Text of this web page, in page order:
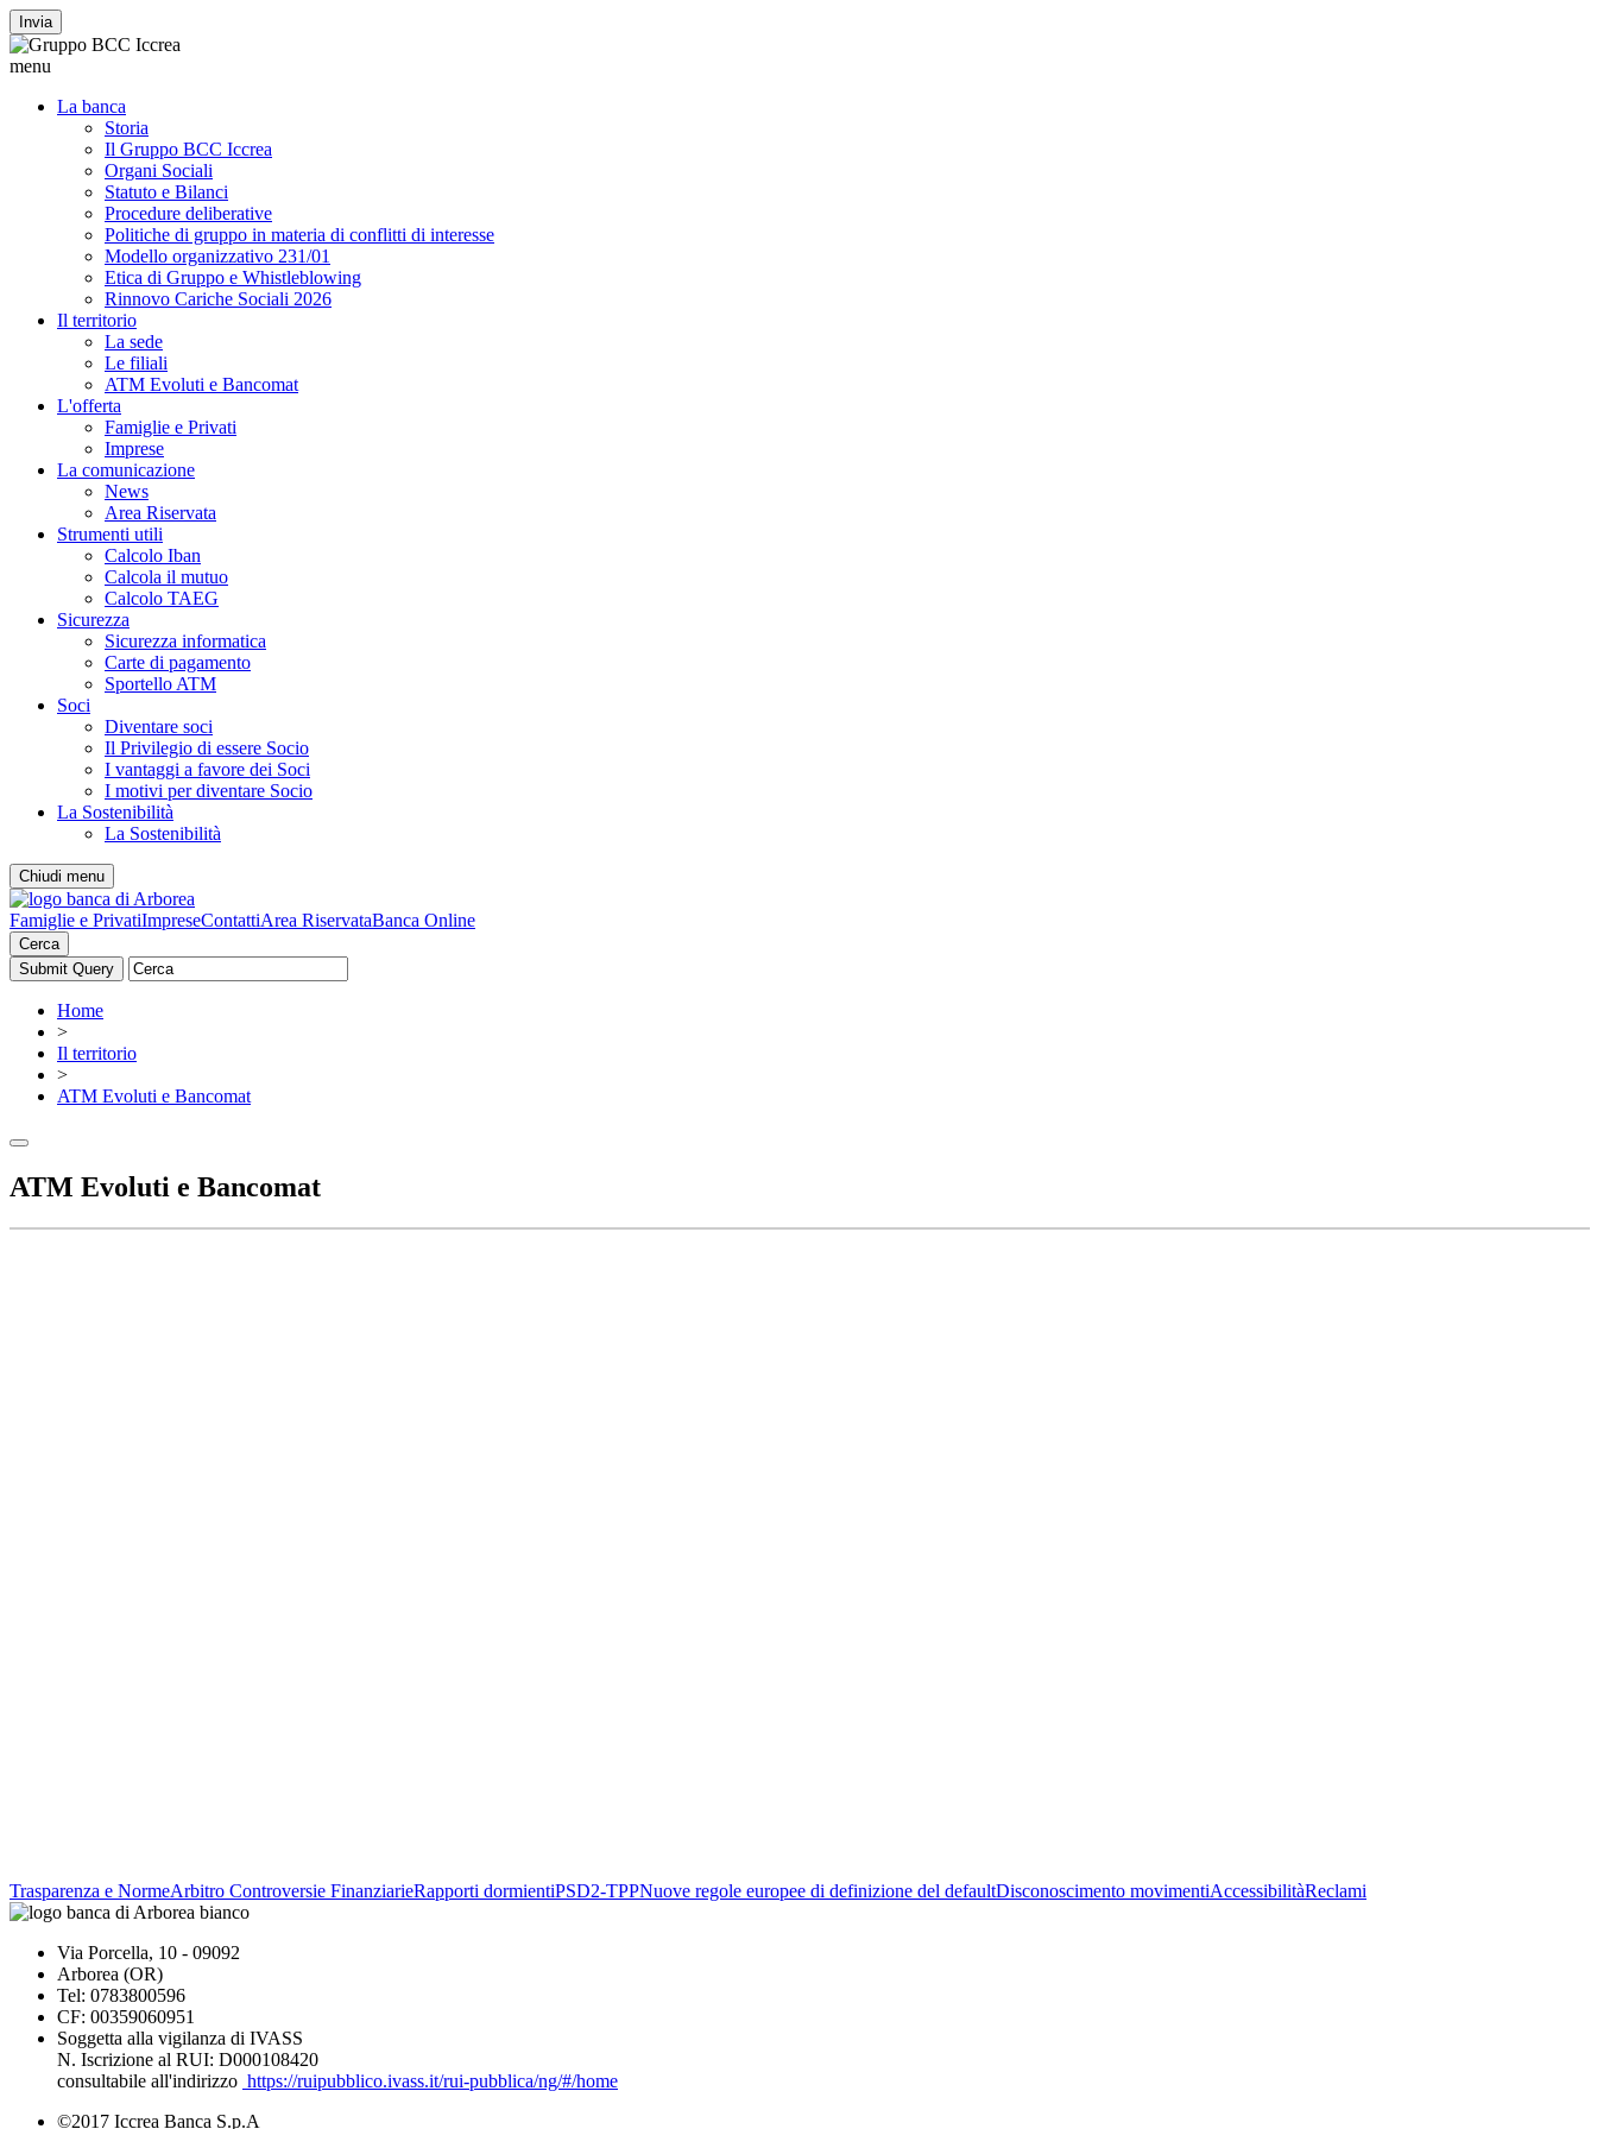
Invia
menu
La banca
Storia
Il Gruppo BCC Iccrea
Organi Sociali
Statuto e Bilanci
Procedure deliberative
Politiche di gruppo in materia di conflitti di interesse
Modello organizzativo 231/01
Etica di Gruppo e Whistleblowing
Rinnovo Cariche Sociali 2026
Il territorio
La sede
Le filiali
ATM Evoluti e Bancomat
L'offerta
Famiglie e Privati
Imprese
La comunicazione
News
Area Riservata
Strumenti utili
Calcolo Iban
Calcola il mutuo
Calcolo TAEG
Sicurezza
Sicurezza informatica
Carte di pagamento
Sportello ATM
Soci
Diventare soci
Il Privilegio di essere Socio
I vantaggi a favore dei Soci
I motivi per diventare Socio
La Sostenibilità
La Sostenibilità
Chiudi menu
Famiglie e PrivatiImpreseContattiArea RiservataBanca Online
Cerca
Home
>
Il territorio
>
ATM Evoluti e Bancomat
ATM Evoluti e Bancomat
Trasparenza e NormeArbitro Controversie FinanziarieRapporti dormientiPSD2-TPPNuove regole europee di definizione del defaultDisconoscimento movimentiAccessibilitàReclami
Via Porcella, 10 - 09092
Arborea (OR)
Tel: 0783800596
CF: 00359060951
Soggetta alla vigilanza di IVASS
N. Iscrizione al RUI: D000108420
consultabile all'indirizzo https://ruipubblico.ivass.it/rui-pubblica/ng/#/home
©2017 Iccrea Banca S.p.A